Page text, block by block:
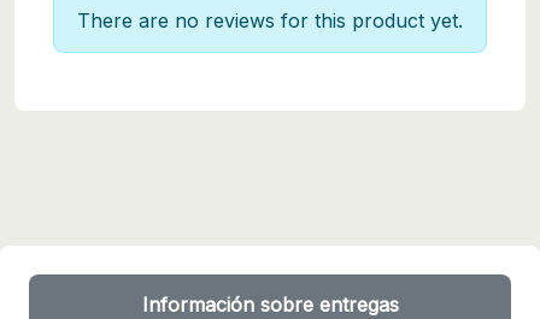
There are no reviews for this product yet.
Información sobre entregas